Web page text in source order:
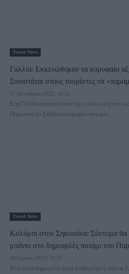
Travel News
Γαλλία: Εκκενώθηκαν τα κορυφαία
Συνιστάται στους τουρίστες να
17 Οκτωβρίου 2023, 10:33
Στη Γαλλία αποφάσισαν την εκκένωση των
Παρισιού το Σαββατοκύριακο που μας...
Travel News
Κολύμπι στον Σηκουάνα: Σύντομα θα
μπάνιο στο δημοφιλές ποτάμι του
28 Ιουνίου 2023, 12:21
Ένα ολοκληρωμένο έργο καθαρισμού ύψους